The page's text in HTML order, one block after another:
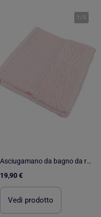
1 / 5
Asciugamano da bagno da ricamare in spugna tela Aida
19,90 €
Vedi prodotto